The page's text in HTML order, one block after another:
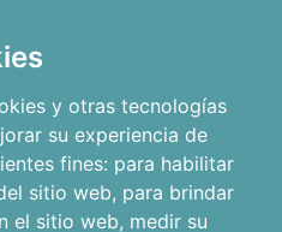
y otras tecnologías
su experiencia de
fines: para habilitar
sitio web, para brindar
el sitio web, medir su